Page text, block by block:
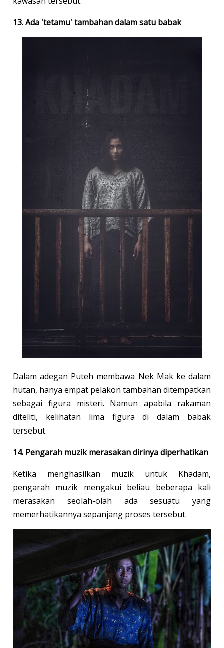
13. Ada 'tetamu' tambahan dalam satu babak
Dalam adegan Puteh membawa Nek Mak ke dalam
hutan, hanya empat pelakon tambahan ditempatkan
sebagai figura misteri. Namun apabila rakaman
diteliti, kelihatan lima figura di dalam babak
tersebut.
14. Pengarah muzik merasakan dirinya diperhatikan
Ketika menghasilkan muzik untuk Khadam,
pengarah muzik mengakui beliau beberapa kali
merasakan seolah-olah ada sesuatu yang
memerhatikannya sepanjang proses tersebut.